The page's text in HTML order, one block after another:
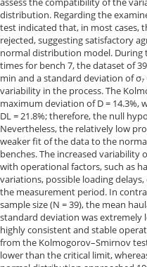
distribution. Regarding the
test indicated that, in most cases,
rejected, suggesting satisfactory
normal distribution model. During
times for bench 7, the dataset of
min and a standard deviation of
variability in the process. The
maximum deviation of D = 14.3%,
DL = 21.8%; therefore, the null
Nevertheless, the relatively low
weaker fit of the data to the
benches. The increased variability
with operational factors, such as
variations, possible loading
the measurement period. In
sample size (N = 39), the mean
standard deviation was extremely
highly consistent and stable
from the Kolmogorov–Smirnov
lower than the critical limit,